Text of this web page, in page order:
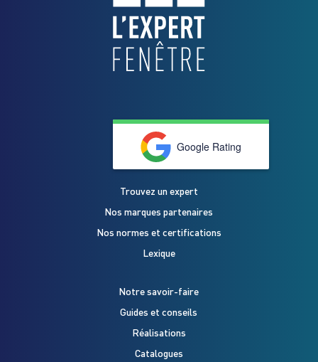
Google Rating
Trouvez un expert
Nos marques partenaires
Nos normes et certifications
Lexique
Notre savoir-faire
Guides et conseils
Réalisations
Catalogues